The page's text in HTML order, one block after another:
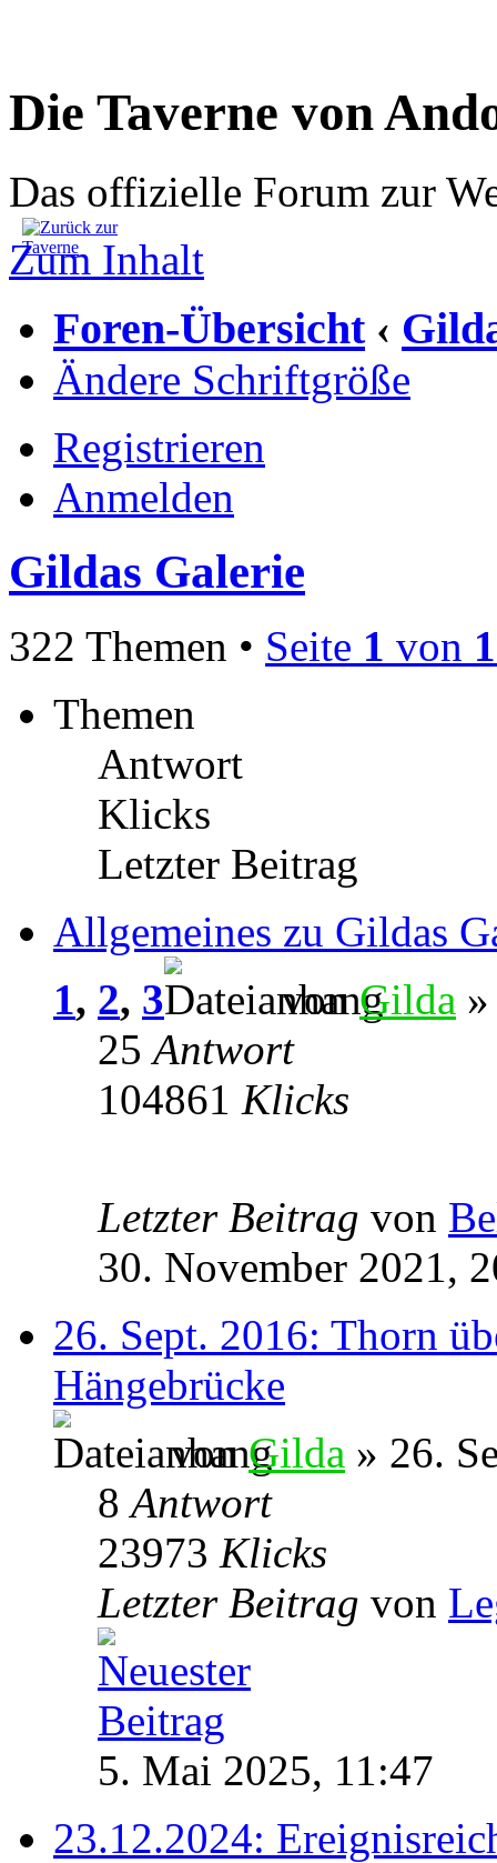
Die Taverne von
Das offizielle Forum zur
Zum Inhalt
Foren-Übersicht ‹
Ändere Schriftgröße
Registrieren
Anmelden
Gildas Galerie
322 Themen • Seite 1 von
Themen
Antwort
Klicks
Letzter Beitrag
Allgemeines zu Gildas
1, 2, 3 vonGilda
25Antwort
104861 Klicks
Letzter Beitrag von
30. November 2021,
26. Sept. 2016: Thorn
Hängebrücke
vonGilda » 26.
8Antwort
23973 Klicks
Letzter Beitrag von
5. Mai 2025, 11:47
23.12.2024: